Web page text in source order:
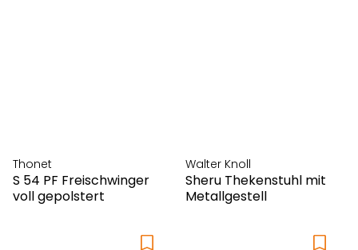
Thonet
S 54 PF Freischwinger
voll gepolstert
Walter Knoll
Sheru Thekenstuhl mit
Metallgestell